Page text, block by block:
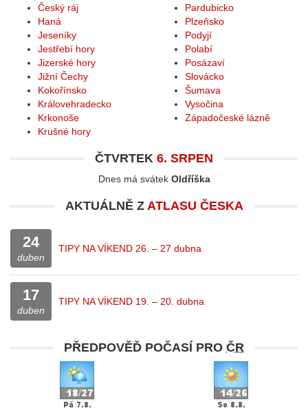
Český ráj
Haná
Jeseníky
Jestřebí hory
Jizerské hory
Jižní Čechy
Kokořínsko
Královehradecko
Krkonoše
Krušné hory
Pardubicko
Plzeňsko
Podyjí
Polabí
Posázaví
Slovácko
Šumava
Vysočina
Západočeské lázně
ČTVRTEK 6. SRPEN
Dnes má svátek Oldříška
AKTUÁLNĚ Z ATLASU ČESKA
24
duben
TIPY NA VÍKEND 26. – 27 dubna
17
duben
TIPY NA VÍKEND 19. – 20. dubna
PŘEDPOVĚĎ POČASÍ PRO ČR